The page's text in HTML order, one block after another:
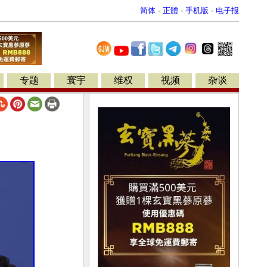
简体 - 正體 - 手机版 - 电子报
专题 寰宇 维权 视频 杂谈